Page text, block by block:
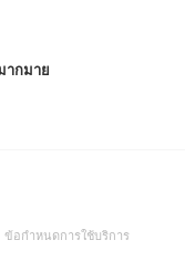
ากมาย
ข้อกำหนดการใช้บริการ(Open